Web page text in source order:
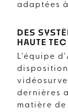
adaptées
DES
HAUTE
L'équipe
disposition
dernières
matière